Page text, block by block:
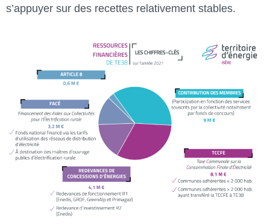
s’appuyer sur des recettes relativement stables.